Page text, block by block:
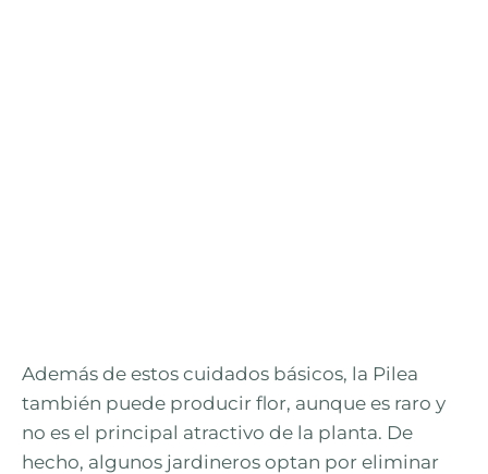
Además de estos cuidados básicos, la Pilea
también puede producir flor, aunque es raro y
no es el principal atractivo de la planta. De
hecho, algunos jardineros optan por eliminar